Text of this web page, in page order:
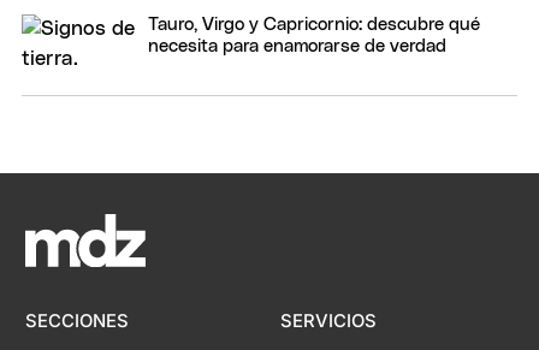
Tauro, Virgo y Capricornio: descubre qué
necesita para enamorarse de verdad
SECCIONES SERVICIOS